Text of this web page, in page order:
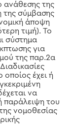
ανάθεσης της
της σύμβασης
άποψη
τιμή). Το
σύστημα
για
της παρ.2α
έχει ή
να
παράλειψη του
νομοθεσίας